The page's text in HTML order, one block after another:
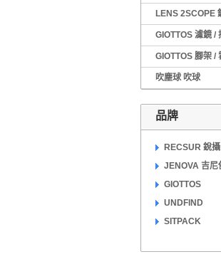
LENS 2SCOPE
GIOTTOS 濾鏡 /
GIOTTOS 腳架 /
吹塵球 吹球
品牌
RECSUR 銳攝
JENOVA 吉尼
GIOTTOS
UNDFIND
SITPACK